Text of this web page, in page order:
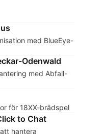
med BlueEye-
Odenwald
med Abfall-
för 18XX-brädspel
to Chat
hantera